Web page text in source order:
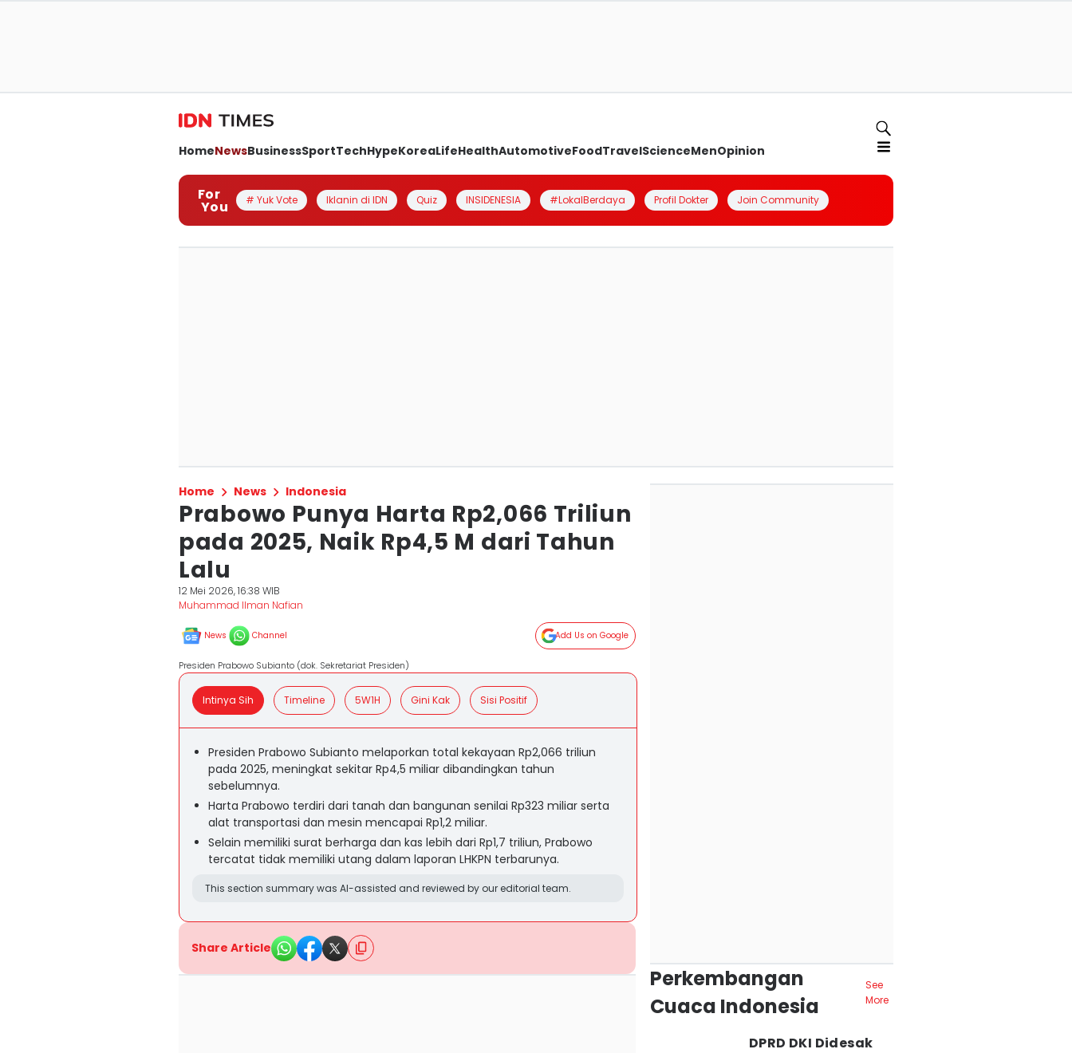
HomeNewsBusinessSportTechHypeKoreaLifeHealthAutomotiveFoodTravelScienceMenOpinion
For
You # Yuk Vote Iklanin di IDN Quiz INSIDENESIA #LokalBerdaya Profil Dokter Join Community
Home News Indonesia
Prabowo Punya Harta Rp2,066 Triliun
pada 2025, Naik Rp4,5 M dari Tahun
Lalu
12 Mei 2026, 16:38 WIB
Muhammad Ilman Nafian
News Channel Add Us on Google
Presiden Prabowo Subianto (dok. Sekretariat Presiden)
Intinya Sih Timeline 5W1H Gini Kak Sisi Positif
Presiden Prabowo Subianto melaporkan total kekayaan Rp2,066 triliun
pada 2025, meningkat sekitar Rp4,5 miliar dibandingkan tahun
sebelumnya.
Harta Prabowo terdiri dari tanah dan bangunan senilai Rp323 miliar serta
alat transportasi dan mesin mencapai Rp1,2 miliar.
Selain memiliki surat berharga dan kas lebih dari Rp1,7 triliun, Prabowo
tercatat tidak memiliki utang dalam laporan LHKPN terbarunya.
This section summary was AI-assisted and reviewed by our editorial team.
Share Article
Perkembangan
Cuaca Indonesia
See
More
DPRD DKI Didesak